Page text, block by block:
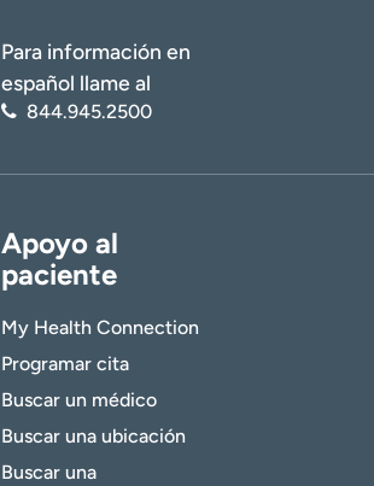
Para información en
español llame al
844.945.2500
Apoyo al
paciente
My Health Connection
Programar cita
Buscar un médico
Buscar una ubicación
Buscar una